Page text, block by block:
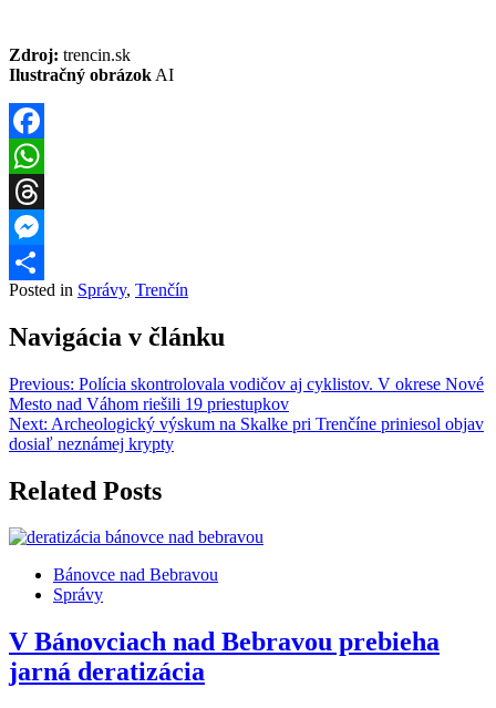
Zdroj: trencin.sk
Ilustračný obrázok AI
Facebook
WhatsApp
Threads
Messenger
Share
Posted in Správy, Trenčín
Navigácia v článku
Previous: Polícia skontrolovala vodičov aj cyklistov. V okrese Nové
Mesto nad Váhom riešili 19 priestupkov
Next: Archeologický výskum na Skalke pri Trenčíne priniesol objav
dosiaľ neznámej krypty
Related Posts
Bánovce nad Bebravou
Správy
V Bánovciach nad Bebravou prebieha
jarná deratizácia